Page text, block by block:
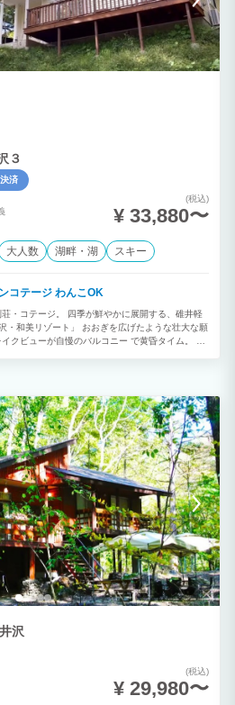
３
済
(税込)
¥ 33,880〜
大人数 湖畔・湖 スキー
湖畔を望む新築高級アメリカンコテージ わんこOK
・コテージ。 四季が鮮やかに展開する、碓井軽
和美リゾート」 おおぎを広げたような壮大な願
クビューが自慢のバルコニー で黄昏タイム。
森のリゾートといえば、軽井沢。 軽井沢プリン
軽井沢高原野菜など豊富な食材がある発地市場ま
買ってわいわいBBQ楽しいですよ。 私と癒やしと
い。 ＊JAPA認定施設 当社貸別荘は名前が類似
意ください。 *グーグル検索する場合は、正しく
必ず正式名称 をご入力して検索をお願い致しま
沢
(税込)
¥ 29,980〜